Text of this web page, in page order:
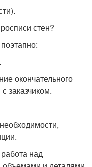
стен?
окончательного
заказчиком.
над